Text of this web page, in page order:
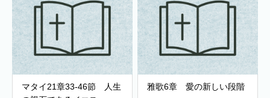
マタイ21章33-46節 人生
雅歌6章 愛の新しい段階